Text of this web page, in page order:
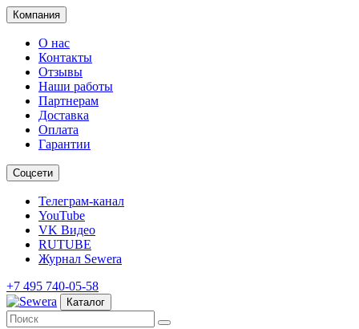
Компания
О нас
Контакты
Отзывы
Наши работы
Партнерам
Доставка
Оплата
Гарантии
Соцсети
Телеграм-канал
YouTube
VK Видео
RUTUBE
Журнал Sewera
+7 495 740-05-58
Каталог